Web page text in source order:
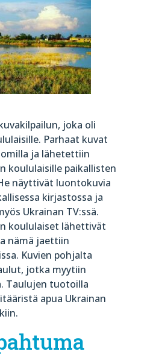
joka oli
Parhaat kuvat
ja lähetettiin
koululaisille paikallisten
näyttivät luontokuvia
kirjastossa ja
Ukrainan TV:ssä.
koululaiset lähettivät
nämä jaettiin
Kuvien pohjalta
jotka myytiin
Taulujen tuotoilla
apua Ukrainan